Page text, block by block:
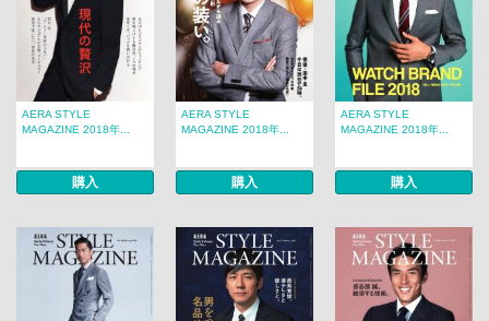
AERA STYLE
MAGAZINE 2018年...
購入
AERA STYLE
MAGAZINE 2018年...
購入
AERA STYLE
MAGAZINE 2018年...
購入